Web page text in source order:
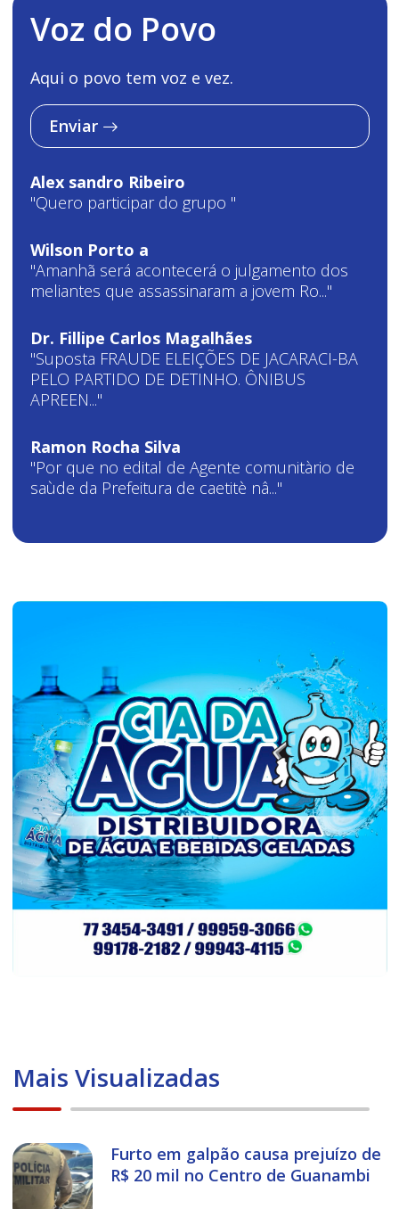
Voz do Povo
Aqui o povo tem voz e vez.
Enviar
Alex sandro Ribeiro
"Quero participar do grupo "
Wilson Porto a
"Amanhã será acontecerá o julgamento dos
meliantes que assassinaram a jovem Ro..."
Dr. Fillipe Carlos Magalhães
"Suposta FRAUDE ELEIÇÕES DE JACARACI-BA
PELO PARTIDO DE DETINHO. ÔNIBUS
APREEN..."
Ramon Rocha Silva
"Por que no edital de Agente comunitàrio de
saùde da Prefeitura de caetitè nâ..."
Mais Visualizadas
Furto em galpão causa prejuízo de
R$ 20 mil no Centro de Guanambi